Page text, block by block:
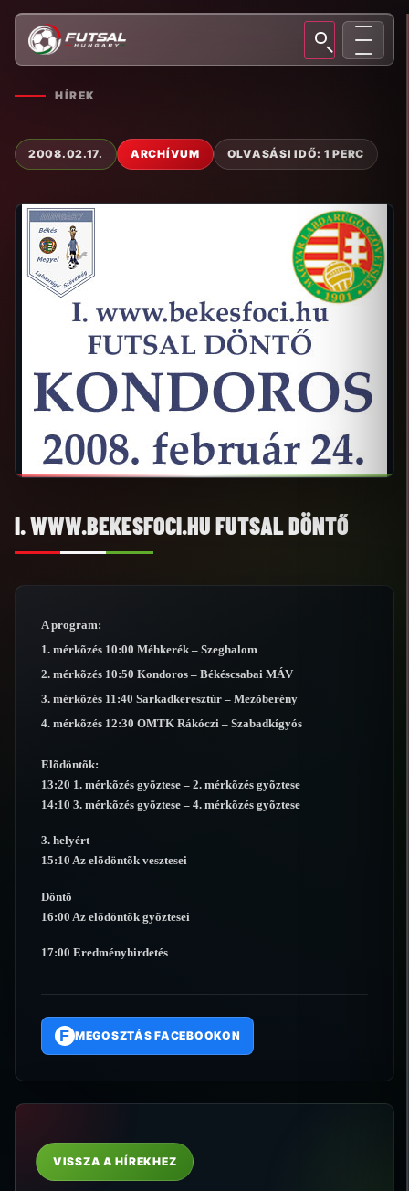
HÍREK
2008.02.17. ARCHÍVUM OLVASÁSI IDŐ: 1 PERC
I. WWW.BEKESFOCI.HU FUTSAL DÖNTŐ
A program:
1. mérkõzés 10:00 Méhkerék – Szeghalom
2. mérkõzés 10:50 Kondoros – Békéscsabai MÁV
3. mérkõzés 11:40 Sarkadkeresztúr – Mezõberény
4. mérkõzés 12:30 OMTK Rákóczi – Szabadkígyós
Elõdöntõk:
13:20 1. mérkõzés gyõztese – 2. mérkõzés gyõztese
14:10 3. mérkõzés gyõztese – 4. mérkõzés gyõztese
3. helyért
15:10 Az elõdöntõk vesztesei
Döntõ
16:00 Az elõdöntõk gyõztesei
17:00 Eredményhirdetés
F MEGOSZTÁS FACEBOOKON
VISSZA A HÍREKHEZ